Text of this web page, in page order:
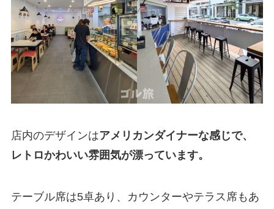
店内のデザインはアメリカンダイナーな感じで、
レトロかわいい雰囲気が漂っています。
テーブル席は5卓あり、カウンターやテラス席もあ